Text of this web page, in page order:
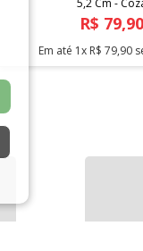
R$ 12
Em até 1xR$
CANAL